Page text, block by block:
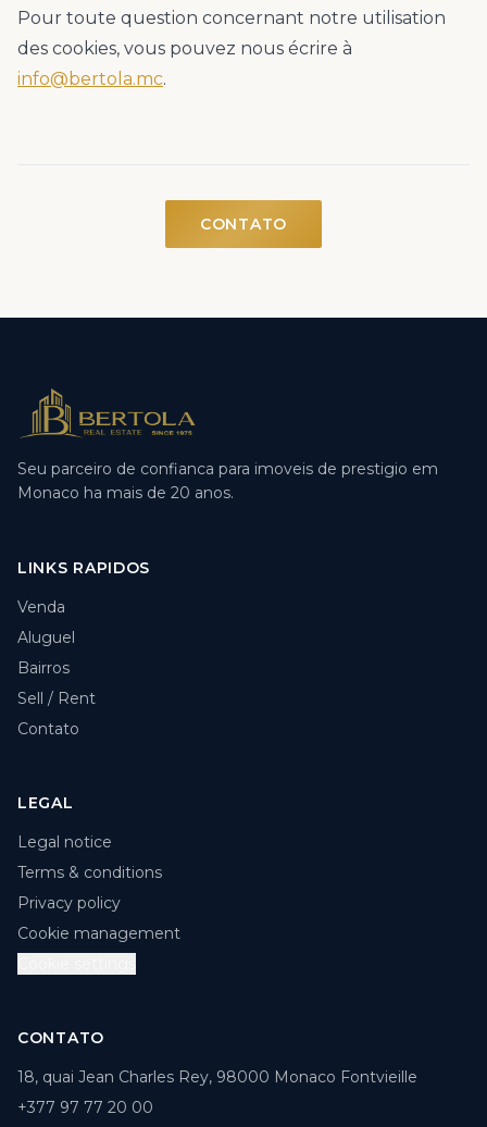
Pour toute question concernant notre utilisation
des cookies, vous pouvez nous écrire à
info@bertola.mc.
CONTATO
Seu parceiro de confianca para imoveis de prestigio em
Monaco ha mais de 20 anos.
LINKS RAPIDOS
Venda
Aluguel
Bairros
Sell / Rent
Contato
LEGAL
Legal notice
Terms & conditions
Privacy policy
Cookie management
CONTATO
18, quai Jean Charles Rey, 98000 Monaco Fontvieille
+377 97 77 20 00